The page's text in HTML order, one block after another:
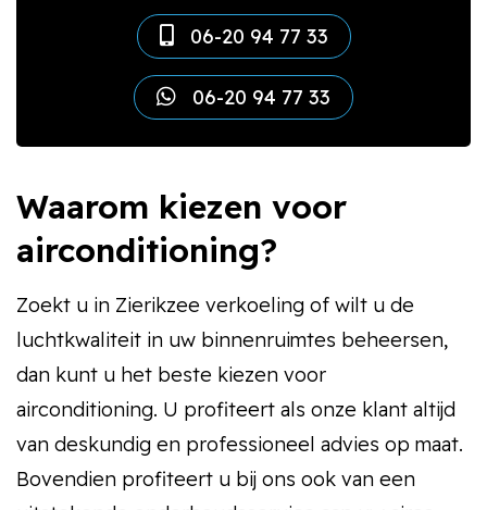
06-20 94 77 33
06-20 94 77 33
Waarom kiezen voor
airconditioning?
Zoekt u in Zierikzee verkoeling of wilt u de
luchtkwaliteit in uw binnenruimtes beheersen,
dan kunt u het beste kiezen voor
airconditioning. U profiteert als onze klant altijd
van deskundig en professioneel advies op maat.
Bovendien profiteert u bij ons ook van een